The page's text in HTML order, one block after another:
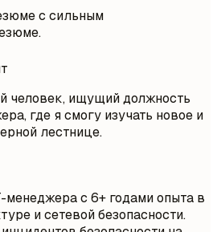
с сильным
человек, ищущий должность
где я смогу изучать новое и
лестнице.
менеджера с 6+ годами опыта в
и сетевой безопасности.